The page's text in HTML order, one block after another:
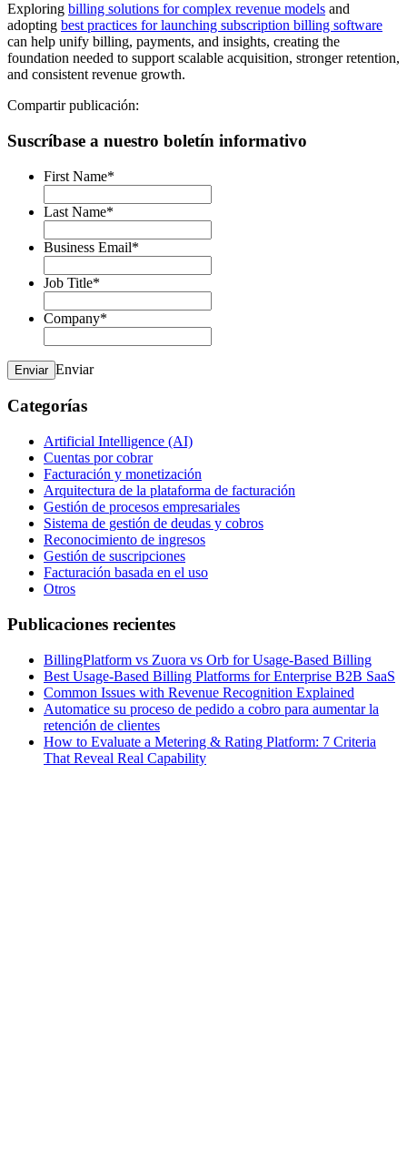
Exploring billing solutions for complex revenue models and
adopting best practices for launching subscription billing software
can help unify billing, payments, and insights, creating the
foundation needed to support scalable acquisition, stronger retention,
and consistent revenue growth.
Compartir publicación:
Suscríbase a nuestro boletín informativo
First Name*
Last Name*
Business Email*
Job Title*
Company*
Enviar Enviar
Categorías
Artificial Intelligence (AI)
Cuentas por cobrar
Facturación y monetización
Arquitectura de la plataforma de facturación
Gestión de procesos empresariales
Sistema de gestión de deudas y cobros
Reconocimiento de ingresos
Gestión de suscripciones
Facturación basada en el uso
Otros
Publicaciones recientes
BillingPlatform vs Zuora vs Orb for Usage-Based Billing
Best Usage-Based Billing Platforms for Enterprise B2B SaaS
Common Issues with Revenue Recognition Explained
Automatice su proceso de pedido a cobro para aumentar la
retención de clientes
How to Evaluate a Metering & Rating Platform: 7 Criteria
That Reveal Real Capability